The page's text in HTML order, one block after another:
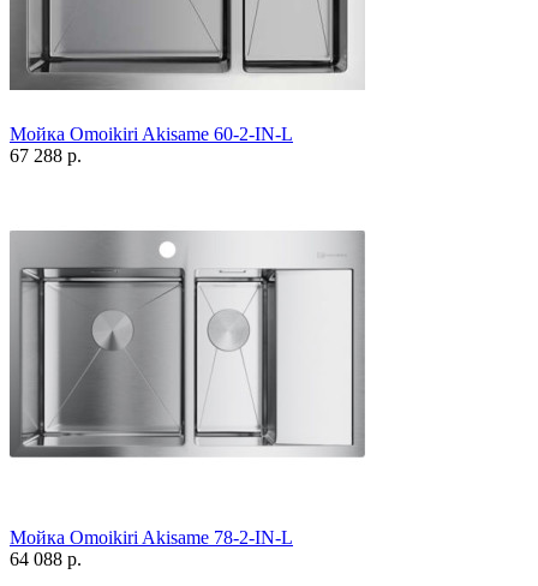
Мойка Omoikiri Akisame 60-2-IN-L
67 288 р.
Мойка Omoikiri Akisame 78-2-IN-L
64 088 р.